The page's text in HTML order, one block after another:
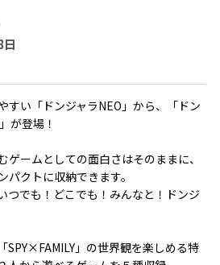
すい「ドンジャラNEO」から、「ドン
が登場！
ゲームとしての面白さはそのままに、
パクトに収納できます。
つでも！どこでも！みんなと！ドンジ
SPY×FAMILY」の世界観を楽しめる特